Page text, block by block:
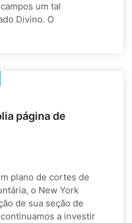
um tal
Divino. O
página de
plano de cortes de
o New York
de sua seção de
a investir